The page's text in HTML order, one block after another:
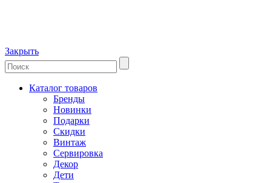
Закрыть
Каталог товаров
Бренды
Новинки
Подарки
Скидки
Винтаж
Сервировка
Декор
Дети